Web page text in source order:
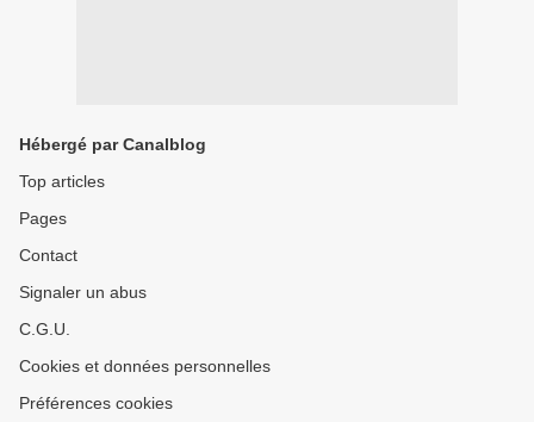
Hébergé par Canalblog
Top articles
Pages
Contact
Signaler un abus
C.G.U.
Cookies et données personnelles
Préférences cookies